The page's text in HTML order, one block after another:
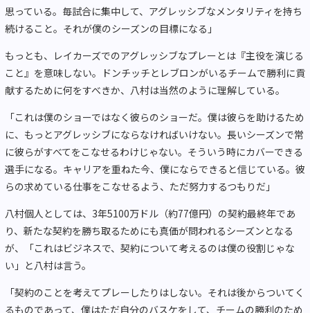
思っている。毎試合に集中して、アグレッシブなメンタリティを持ち
続けること。それが僕のシーズンの目標になる」
もっとも、レイカーズでのアグレッシブなプレーとは『主役を演じる
こと』を意味しない。ドンチッチとレブロンがいるチームで勝利に貢
献するために何をすべきか、八村は当然のように理解している。
「これは僕のショーではなく彼らのショーだ。僕は彼らを助けるため
に、もっとアグレッシブにならなければいけない。長いシーズンで常
に彼らがすべてをこなせるわけじゃない。そういう時にカバーできる
選手になる。キャリアを重ねた今、僕にならできると信じている。彼
らの求めている仕事をこなせるよう、ただ努力するつもりだ」
八村個人としては、3年5100万ドル（約77億円）の契約最終年であ
り、新たな契約を勝ち取るためにも真価が問われるシーズンとなる
が、「これはビジネスで、契約について考えるのは僕の役割じゃな
い」と八村は言う。
「契約のことを考えてプレーしたりはしない。それは後からついてく
るものであって、僕はただ自分のバスケをして、チームの勝利のため